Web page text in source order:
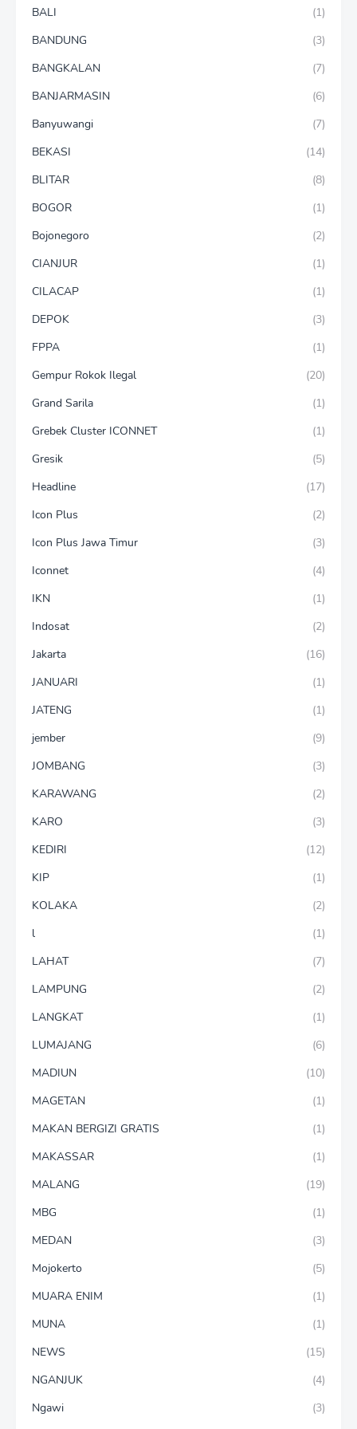
BALI
(1)
BANDUNG
(3)
BANGKALAN
(7)
BANJARMASIN
(6)
Banyuwangi
(7)
BEKASI
(14)
BLITAR
(8)
BOGOR
(1)
Bojonegoro
(2)
CIANJUR
(1)
CILACAP
(1)
DEPOK
(3)
FPPA
(1)
Gempur Rokok Ilegal
(20)
Grand Sarila
(1)
Grebek Cluster ICONNET
(1)
Gresik
(5)
Headline
(17)
Icon Plus
(2)
Icon Plus Jawa Timur
(3)
Iconnet
(4)
IKN
(1)
Indosat
(2)
Jakarta
(16)
JANUARI
(1)
JATENG
(1)
jember
(9)
JOMBANG
(3)
KARAWANG
(2)
KARO
(3)
KEDIRI
(12)
KIP
(1)
KOLAKA
(2)
l
(1)
LAHAT
(7)
LAMPUNG
(2)
LANGKAT
(1)
LUMAJANG
(6)
MADIUN
(10)
MAGETAN
(1)
MAKAN BERGIZI GRATIS
(1)
MAKASSAR
(1)
MALANG
(19)
MBG
(1)
MEDAN
(3)
Mojokerto
(5)
MUARA ENIM
(1)
MUNA
(1)
NEWS
(15)
NGANJUK
(4)
Ngawi
(3)